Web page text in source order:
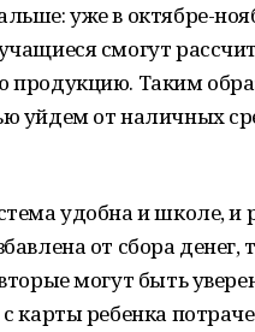
уже в октябре-
смогут
продукцию. Таким
уйдем от наличных
удобна и школе, и
от сбора денег,
могут быть
с карты ребенка